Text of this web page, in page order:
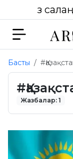
Өз
Басты
Жазбалар: 1